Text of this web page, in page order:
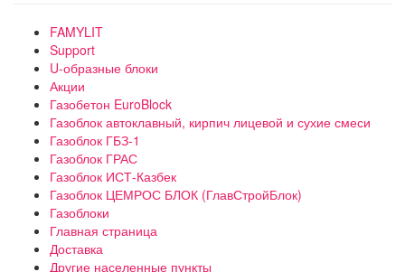
FAMYLIT
Support
U-образные блоки
Акции
Газобетон EuroBlock
Газоблок автоклавный, кирпич лицевой и сухие смеси
Газоблок ГБЗ-1
Газоблок ГРАС
Газоблок ИСТ-Казбек
Газоблок ЦЕМРОС БЛОК (ГлавСтройБлок)
Газоблоки
Главная страница
Доставка
Другие населенные пункты